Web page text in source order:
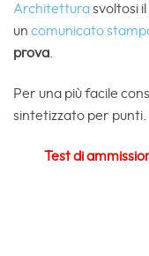
Architetturasvoltosi
un comunicato
prova
Per una più facile
sintetizzato per punti.
Test di